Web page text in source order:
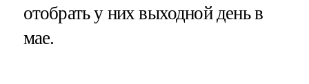
отобрать у них выходной день в
мае.